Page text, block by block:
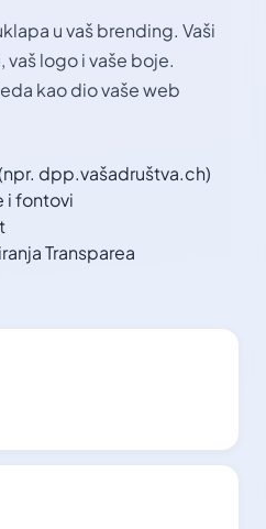
u vaš brending. Vaši
logo i vaše boje.
kao dio vaše web
dpp.vašadruštva.ch)
i fontovi
Transparea